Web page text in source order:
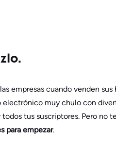
empresas cuando venden sus
electrónico muy chulo con
tus suscriptores. Pero no
para empezar.